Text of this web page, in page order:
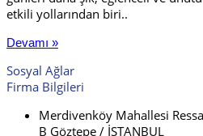
etkili yollarından biri..
Devamı »
Sosyal Ağlar
Firma Bilgileri
Merdivenköy Mahallesi
B Göztepe / İSTANBUL